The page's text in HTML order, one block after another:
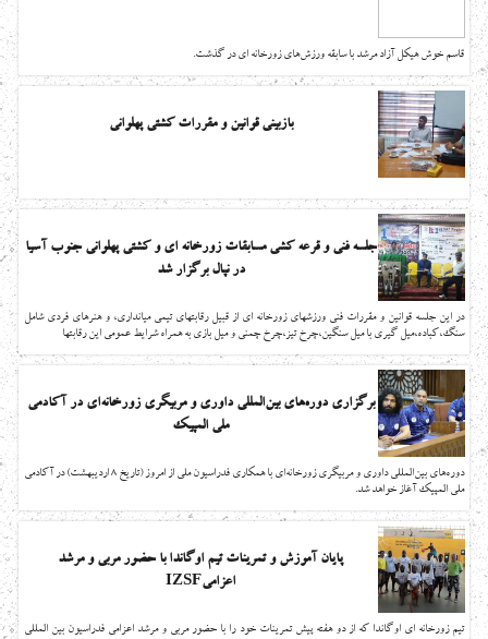
قاسم خوش هیکل آزاد مرشد با سابقه ورزش‌های زورخانه ای در گذشت.
بازبینی قوانین و مقررات کشتی پهلوانی
جلسه فنی و قرعه کشی مسابقات زورخانه ای و کشتی پهلوانی جنوب آسیا
در نپال برگزار شد
در این جلسه قوانین و مقررات فنی ورزشهای زورخانه ای از قبیل رقابتهای تیمی میانداری، و هنرهای فردی شامل
سنگ،کباده،میل گیری با میل سنگین،چرخ تیز،چرخ چمنی و میل بازی به همراه شرایط عمومی این رقابتها
برگزاری دوره‌های بین‌المللی داوری و مربیگری زورخانه‌ای در آکادمی
ملی المپیک
دوره‌های بین‌المللی داوری و مربیگری زورخانه‌ای با همکاری فدراسیون ملی از امروز (تاریخ 8 اردیبهشت) در آکادمی
ملی المپیک آغاز خواهد شد.
پایان آموزش و تمرینات تیم اوگاندا با حضور مربی و مرشد
اعزامیIZSF
تیم زورخانه ای اوگاندا که از دو هفته پیش تمرینات خود را با حضور مربی و مرشد اعزامی فدراسیون بین المللی